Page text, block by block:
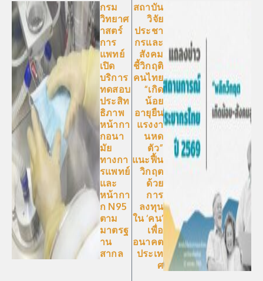
กรม
วิทยาศ
าสตร์
การ
แพทย์
เปิด
บริการ
ทดสอบ
ประสิท
ธิภาพ
หน้ากา
กอนา
มัย
ทางกา
รแพทย์
และ
หน้ากา
ก N95
ตาม
มาตรฐ
าน
สากล
สถาบัน
วิจัย
ประชา
กรและ
สังคม
ชี้วิกฤติ
คนไทย
“เกิด
น้อย
อายุยืน
แรงงา
นหด
ตัว”
แนะฟื้น
วิกฤต
ด้วย
การ
ลงทุน
ใน ‘คน’
เพื่อ
อนาคต
ประเท
ศ